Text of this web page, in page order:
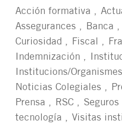
Acción formativa
Assegurances
Banca
Curiosidad
Fiscal
Indemnización
Institucions/Organismes
Noticias Colegiales
Prensa
RSC Seguros
tecnología
Visitas